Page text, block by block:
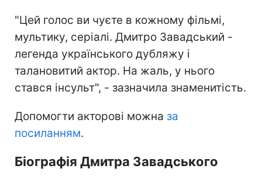
"Цей голос ви чуєте в кожному фільмі,
мультику, серіалі. Дмитро Завадський -
легенда українського дубляжу і
талановитий актор. На жаль, у нього
стався інсульт", - зазначила знаменитість.
Допомогти акторові можна за
посиланням.
Біографія Дмитра Завадського